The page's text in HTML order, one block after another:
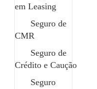
em Leasing
Seguro de
CMR
Seguro de
Crédito e Caução
Seguro